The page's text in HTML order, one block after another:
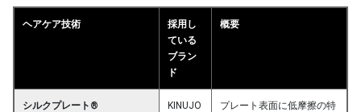
ヘアケア技術
採用し
ている
ブラン
ド
概要
シルクプレート®
KINUJO
プレート表面に低摩擦の特